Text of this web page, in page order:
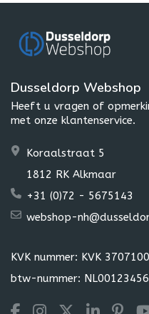
Dusseldorp Webshop
Heeft u vragen of
met onze klantenservice.
Koraalstraat 5
1812 RK Alkmaar
+31 (0)72 - 5675143
webshop-
KVK nummer: KVK
btw-nummer: